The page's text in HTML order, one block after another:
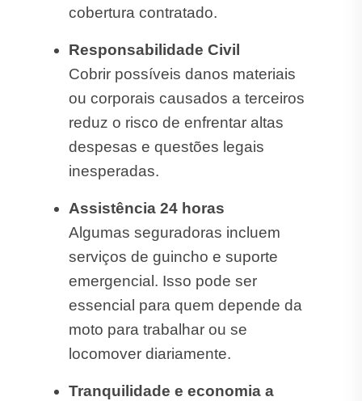
cobertura contratado.
Responsabilidade Civil
Cobrir possíveis danos materiais
ou corporais causados a terceiros
reduz o risco de enfrentar altas
despesas e questões legais
inesperadas.
Assistência 24 horas
Algumas seguradoras incluem
serviços de guincho e suporte
emergencial. Isso pode ser
essencial para quem depende da
moto para trabalhar ou se
locomover diariamente.
Tranquilidade e economia a